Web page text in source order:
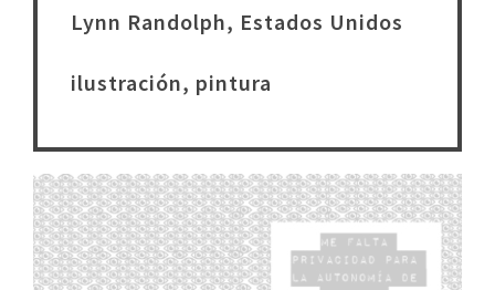
Lynn Randolph, Estados Unidos
ilustración, pintura